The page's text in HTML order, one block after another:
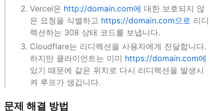
Vercel은 http://domain.com에 대한 보호되지 않
은 요청을 식별하고 https://domain.com으로 리디
렉션하는 308 상태 코드를 보냅니다.
Cloudflare는 리디렉션을 사용자에게 전달합니다.
하지만 클라이언트는 이미 https://domain.com에
있기 때문에 같은 위치로 다시 리디렉션을 발생시
켜 루프가 생깁니다.
문제 해결 방법